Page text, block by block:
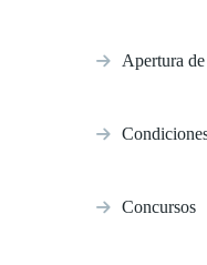
Apertura
Concursos